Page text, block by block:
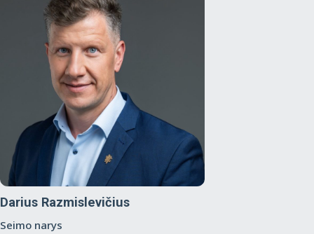
Darius Razmislevičius
Seimo narys